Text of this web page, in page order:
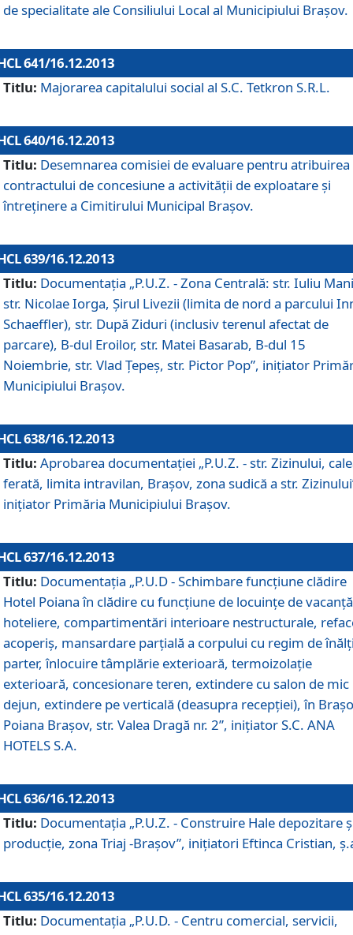
de specialitate ale Consiliului Local al Municipiului Braşov.
641/16.12.2013
Titlu: Majorarea capitalului social al S.C. Tetkron S.R.L.
640/16.12.2013
Titlu: Desemnarea comisiei de evaluare pentru atribuirea
contractului de concesiune a activităţii de exploatare şi
întreţinere a Cimitirului Municipal Braşov.
639/16.12.2013
Titlu: Documentaţia „P.U.Z. - Zona Centrală: str. Iuliu
str. Nicolae Iorga, Şirul Livezii (limita de nord a parcului
Schaeffler), str. După Ziduri (inclusiv terenul afectat de
parcare), B-dul Eroilor, str. Matei Basarab, B-dul 15
Noiembrie, str. Vlad Ţepeş, str. Pictor Pop”, iniţiator
Municipiului Braşov.
638/16.12.2013
Titlu: Aprobarea documentaţiei „P.U.Z. - str. Zizinului,
ferată, limita intravilan, Braşov, zona sudică a str.
iniţiator Primăria Municipiului Braşov.
637/16.12.2013
Titlu: Documentaţia „P.U.D - Schimbare funcţiune clădire
Hotel Poiana în clădire cu funcţiune de locuinţe de
hoteliere, compartimentări interioare nestructurale,
acoperiş, mansardare parţială a corpului cu regim de
parter, înlocuire tâmplărie exterioară, termoizolaţie
exterioară, concesionare teren, extindere cu salon de mic
dejun, extindere pe verticală (deasupra recepţiei), în
Poiana Braşov, str. Valea Dragă nr. 2”, iniţiator S.C. ANA
HOTELS S.A.
636/16.12.2013
Titlu: Documentaţia „P.U.Z. - Construire Hale depozitare
producţie, zona Triaj -Braşov”, iniţiatori Eftinca Cristian,
635/16.12.2013
Titlu: Documentaţia „P.U.D. - Centru comercial, servicii,